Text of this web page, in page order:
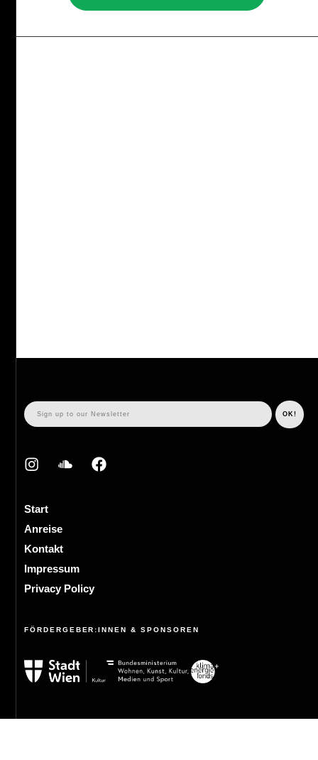
Start
Anreise
Kontakt
Impressum
Privacy Policy
FÖRDERGEBER:INNEN & SPONSOREN